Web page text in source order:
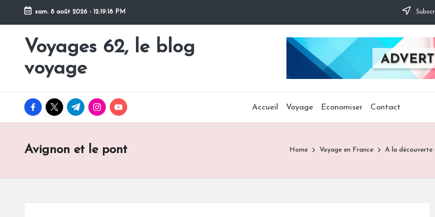
Skip
sam. 8 août 2026 - 12:19:19 PM
Voyages 62, le blog
voyage
Pour
en
facebook.com
twitter.com
t.me instagram.com
youtube.com Accueil Voyage Economiser Contact
Avignon et le pont Home Voyage en France A la découverte